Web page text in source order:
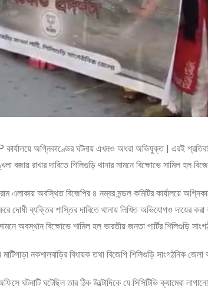
অগ্নিকাণ্ডের ঘটনায় এখনও অধরা অভিযুক্ত | এরই
বজায় রাখার দাবিতে শিলিগুড়ি থানার সামনে বিক্ষোভে সামিল হল
এলাকায় অবস্থিত বিজেপির ৪ নম্বর মন্ডল কমিটির কার্যালয়ে
দোষী ব্যক্তির শাস্তির দাবিতে থানায় লিখিত অভিযোগও দায়ের
অবস্থান বিক্ষোভে শামিল হল ভারতীয় জনতা পার্টির শিলিগুড়ি
নকশালবাড়ির বিধায়ক তথা বিজেপি শিলিগুড়ি সাংগঠনিক
ঘটনাটি ঘটেছিল তার ঠিক উল্টোদিকে যে সিসিটিভি ক্যামেরা